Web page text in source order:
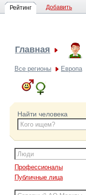
Рейтинг Добавить
Главная
Все регионы Европа
Найти человека
Профессионалы
Публичные лица